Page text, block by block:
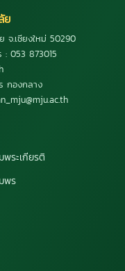
ย
จ.เชียงใหม่ 50290
053 873015
กองกลาง
พระเกียรติ
พร